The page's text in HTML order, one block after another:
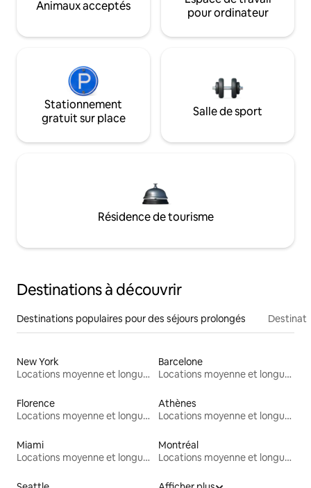
Animaux acceptés
pour ordinateur
Stationnement
gratuit sur place
Salle de sport
Résidence de tourisme
Destinations à découvrir
Destinations populaires pour des séjours prolongés
New York
Locations moyenne et longue durée
Barcelone
Locations moyenne et longue durée
Florence
Locations moyenne et longue durée
Athènes
Locations moyenne et longue durée
Miami
Locations moyenne et longue durée
Montréal
Locations moyenne et longue durée